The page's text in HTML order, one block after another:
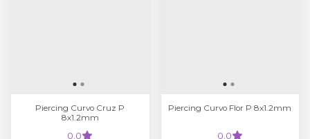
Piercing Curvo Cruz P
8x1.2mm
0.0
Piercing Curvo Flor P 8x1.2mm
0.0